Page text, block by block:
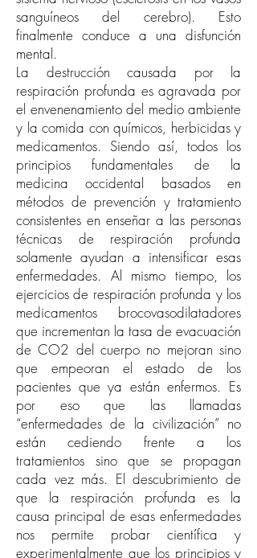
sanguíneos del cerebro). Esto
finalmente conduce a una disfunción
mental.
La destrucción causada por la
respiración profunda es agravada por
el envenenamiento del medio ambiente
y la comida con químicos, herbicidas y
medicamentos. Siendo así, todos los
principios fundamentales de la
medicina occidental basados en
métodos de prevención y tratamiento
consistentes en enseñar a las personas
técnicas de respiración profunda
solamente ayudan a intensificar esas
enfermedades. Al mismo tiempo, los
ejercicios de respiración profunda y los
medicamentos brocovasodilatadores
que incrementan la tasa de evacuación
de CO2 del cuerpo no mejoran sino
que empeoran el estado de los
pacientes que ya están enfermos. Es
por eso que las llamadas
“enfermedades de la civilización” no
están cediendo frente a los
tratamientos sino que se propagan
cada vez más. El descubrimiento de
que la respiración profunda es la
causa principal de esas enfermedades
nos permite probar científica y
experimentalmente que los principios y